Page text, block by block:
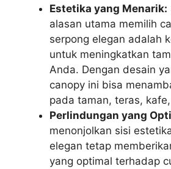
Estetika yang Menarik:
alasan utama memilih
serpong elegan adalah
untuk meningkatkan
Anda. Dengan desain
canopy ini bisa
pada taman, teras,
Perlindungan yang
menonjolkan sisi
elegan tetap
yang optimal terhadap